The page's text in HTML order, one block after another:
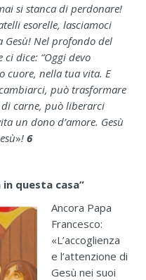
si stanca di perdonare!
esorelle, lasciamoci
Gesù! Nel profondo del
ci dice: “Oggi devo
cuore, nella tua vita. E
può trasformare
carne, può liberarci
un dono d’amore. Gesù
»! 6
questa casa”
Ancora Papa
Francesco:
«L’accoglienza
e l’attenzione di
Gesù nei suoi